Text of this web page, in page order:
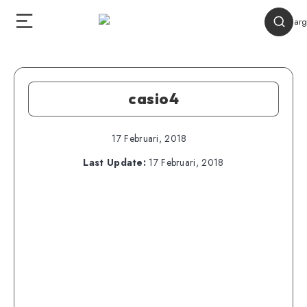
casio4
17 Februari, 2018
Last Update: 17 Februari, 2018